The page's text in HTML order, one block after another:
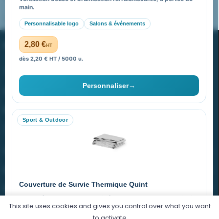
main.
Personnalisable logo Salons & événements
2,80 €HT
dès 2,20 € HT / 5000 u.
Personnaliser→
Sport & Outdoor
Couverture de Survie Thermique Quint
Imperméable et coupe-vent, idéale pour le sport et le plein air.
Pourquoi ça a marché à 100% pour moi ?
PROMENOCH GOODIES
40 rue Madeleine Michelis
92 200 Neuilly
equipe@promenoch-goodies.com
NOTRE SOCIÉTÉ
This site uses cookies and gives you control over what you want